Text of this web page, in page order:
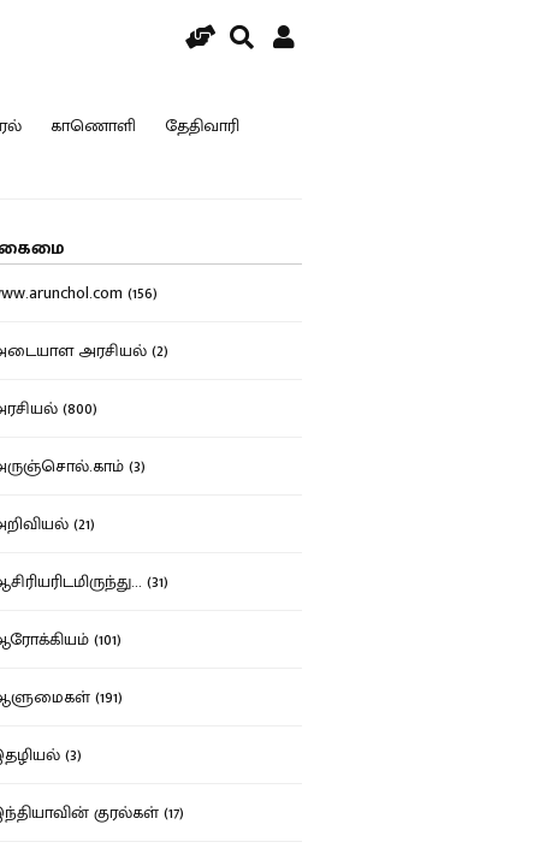
காணொளி தேதிவாரி
(156)
அரசியல் (2)
(800)
(3)
(21)
(31)
(101)
(191)
(3)
குரல்கள் (17)